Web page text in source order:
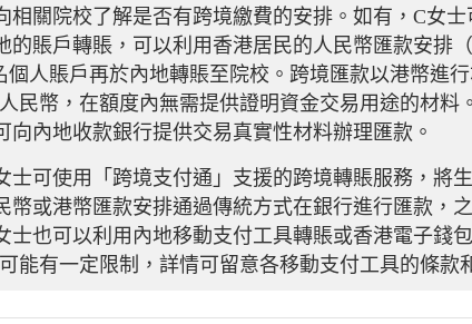
相關院校了解是否有跨境繳費的安排。如有，C女
的賬戶轉賬，可以利用香港居民的人民幣匯款安排
人賬戶再於內地轉賬至院校。跨境匯款以港幣進
民幣，在額度內無需提供證明資金交易用途的材料
向內地收款銀行提供交易真實性材料辦理匯款。
士可使用「跨境支付通」支援的跨境轉賬服務，將
幣或港幣匯款安排通過傳統方式在銀行進行匯款，
士也可以利用內地移動支付工具轉賬或香港電子錢
能有一定限制，詳情可留意各移動支付工具的條款